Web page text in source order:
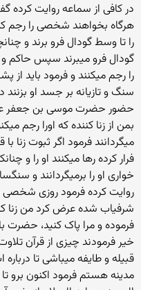
در کافی از سماعه روایت
هرگاه بخواهند شخصی را رجم
را تا وسط گودال فرو برند و
گودال فرو میبرند سپس حاکم
را رجم میکنند و فرمود باید
سنگ و تازیانه بر جسد او
حضور حضرت موسی بن جعفر
بمن از زنا کننده که اورا رجم
میگردانند فرمود اگر ثبوت زنا
فرار کرده رها میکنند او را و
خواری او را برمیگردانند و
روایت کرده فرمود روزی شخصی
شرفیاب شده عرض کرد من زنا
فرموده و مرا پاک کنید، حضرت
خیر فرمودند چیزی از قرآن
قبیله و طایفه میباشی تا
مدینه هستم فرمود اکنون برو